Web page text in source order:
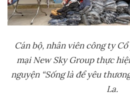
Cán bộ, nhân viên công ty
mại New Sky Group thực
nguyện “Sống là để yêu
La.